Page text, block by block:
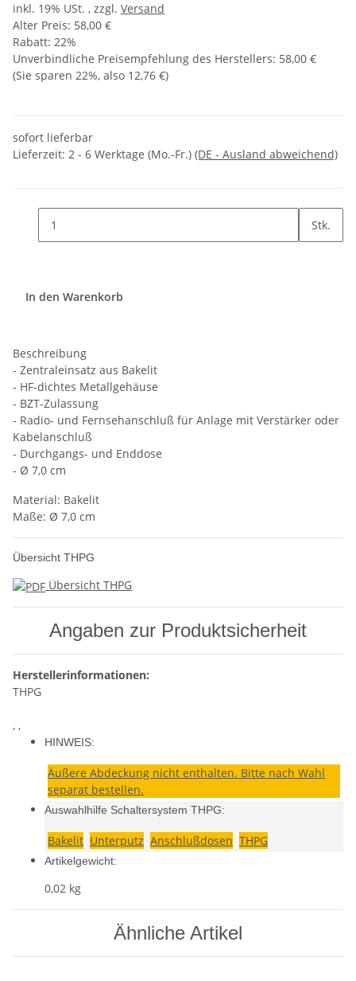
inkl. 19% USt. , zzgl. Versand
Alter Preis: 58,00 €
Rabatt: 22%
Unverbindliche Preisempfehlung des Herstellers: 58,00 €
(Sie sparen 22%, also 12,76 €)
sofort lieferbar
Lieferzeit: 2 - 6 Werktage (Mo.-Fr.) (DE - Ausland abweichend)
Stk.
In den Warenkorb
Beschreibung
- Zentraleinsatz aus Bakelit
- HF-dichtes Metallgehäuse
- BZT-Zulassung
- Radio- und Fernsehanschluß für Anlage mit Verstärker oder
Kabelanschluß
- Durchgangs- und Enddose
- Ø 7,0 cm
Material: Bakelit
Maße: Ø 7,0 cm
Übersicht THPG
Übersicht THPG
Angaben zur Produktsicherheit
Herstellerinformationen:
THPG
, ,
HINWEIS:
Äußere Abdeckung nicht enthalten. Bitte nach Wahl
separat bestellen.
Auswahlhilfe Schaltersystem THPG:
Bakelit Unterputz Anschlußdosen THPG
Artikelgewicht:
0,02 kg
Ähnliche Artikel